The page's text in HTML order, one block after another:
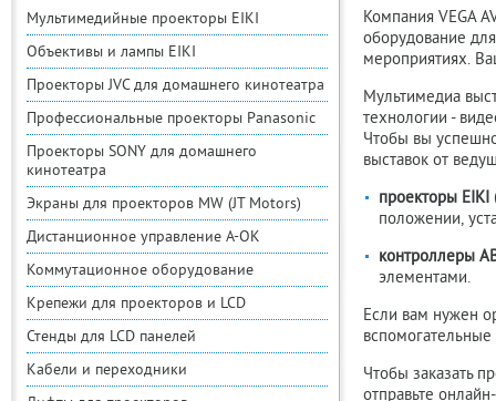
Мультимедийные проекторы EIKI
Объективы и лампы EIKI
Проекторы JVC для домашнего кинотеатра
Профессиональные проекторы Panasonic
Проекторы SONY для домашнего
кинотеатра
Экраны для проекторов MW (JT Motors)
Дистанционное управление A-OK
Коммутационное оборудование
Крепежи для проекторов и LCD
Стенды для LCD панелей
Кабели и переходники
Компания VEGA
оборудование
мероприятиях.
Мультимедиа
технологии -
Чтобы вы
выставок от
проекторы EIKI
положении,
контроллеры
элементами.
Если вам нужен
Чтобы заказать
отправьте